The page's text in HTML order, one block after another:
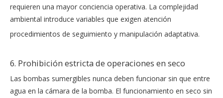
requieren una mayor conciencia operativa. La complejidad
ambiental introduce variables que exigen atención
procedimientos de seguimiento y manipulación adaptativa.
6. Prohibición estricta de operaciones en seco
Las bombas sumergibles nunca deben funcionar sin que entre
agua en la cámara de la bomba. El funcionamiento en seco sin